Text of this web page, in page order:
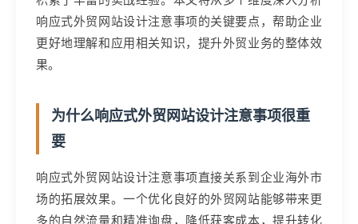
响应式外贸网站设计注意事项的关键要点，帮助企业
更好地理解和应用相关知识，提升外贸业务的整体效
果。
为什么响应式外贸网站设计注意事项很重
要
响应式外贸网站设计注意事项直接关系到企业海外市
场的拓展效果。一个优化良好的外贸网站能够带来更
多的自然流量和精准询盘，降低获客成本，提升转化